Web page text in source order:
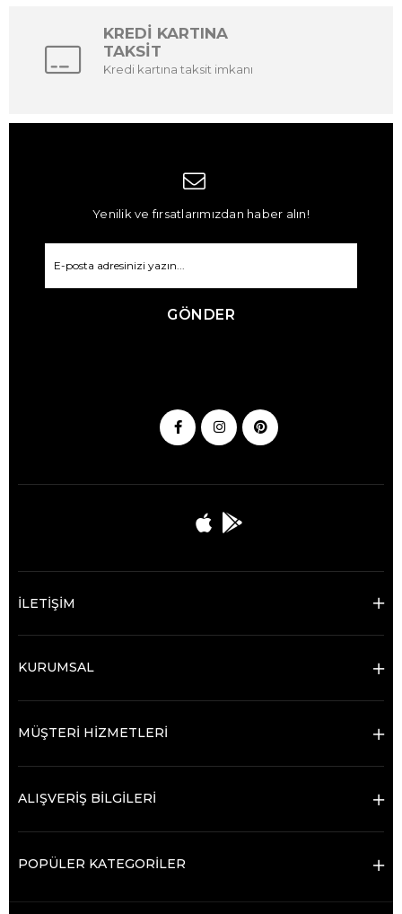
KREDİ KARTINA
TAKSİT
Kredi kartına taksit imkanı
Yenilik ve fırsatlarımızdan haber alın!
GÖNDER
İLETİŞİM
KURUMSAL
MÜŞTERİ HİZMETLERİ
ALIŞVERİŞ BİLGİLERİ
POPÜLER KATEGORİLER